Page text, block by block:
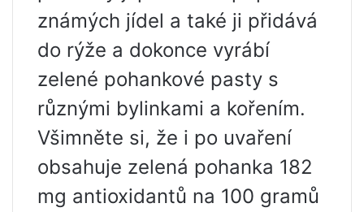
známých jídel a také ji přidává
do rýže a dokonce vyrábí
zelené pohankové pasty s
různými bylinkami a kořením.
Všimněte si, že i po uvaření
obsahuje zelená pohanka 182
mg antioxidantů na 100 gramů